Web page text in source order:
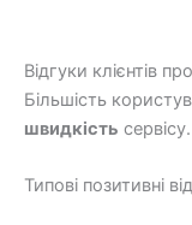
Відгуки клієнтів
Більшість
швидкість сервісу.
Типові позитивні